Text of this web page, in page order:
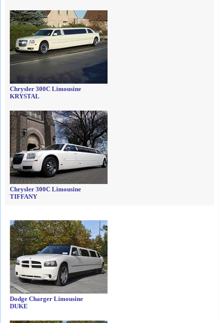
Chrysler 300C Limousine
KRYSTAL
Chrysler 300C Limousine
TIFFANY
Dodge Charger Limousine
DUKE